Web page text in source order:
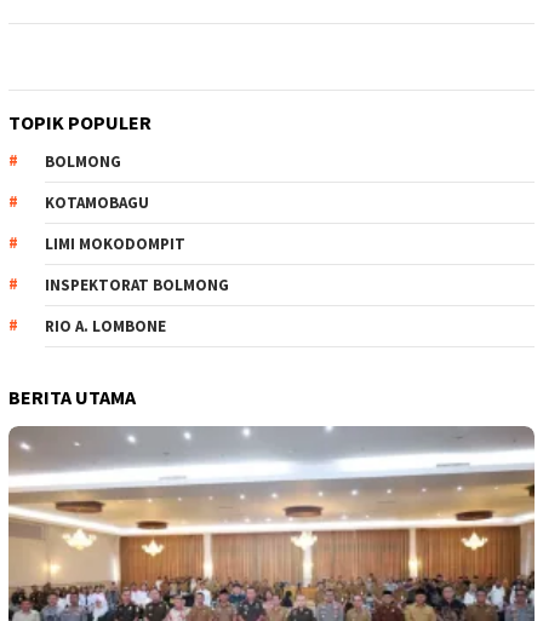
TOPIK POPULER
BOLMONG
KOTAMOBAGU
LIMI MOKODOMPIT
INSPEKTORAT BOLMONG
RIO A. LOMBONE
BERITA UTAMA